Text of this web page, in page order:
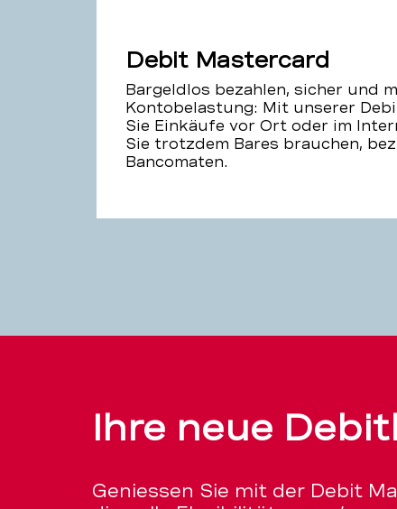
Debit Mastercard
Bargeldlos bezahlen, sicher und
Kontobelastung: Mit unserer
Sie Einkäufe vor Ort oder im
Sie trotzdem Bares brauchen,
Bancomaten.
Ihre neue
Geniessen Sie mit der Debit